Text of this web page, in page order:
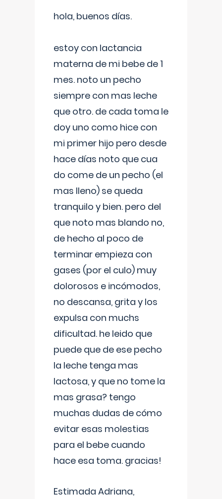
hola, buenos días.
estoy con lactancia
materna de mi bebe de 1
mes. noto un pecho
siempre con mas leche
que otro. de cada toma le
doy uno como hice con
mi primer hijo pero desde
hace días noto que cua
do come de un pecho (el
mas lleno) se queda
tranquilo y bien. pero del
que noto mas blando no,
de hecho al poco de
terminar empieza con
gases (por el culo) muy
dolorosos e incómodos,
no descansa, grita y los
expulsa con muchs
dificultad. he leido que
puede que de ese pecho
la leche tenga mas
lactosa, y que no tome la
mas grasa? tengo
muchas dudas de cómo
evitar esas molestias
para el bebe cuando
hace esa toma. gracias!
Estimada Adriana,